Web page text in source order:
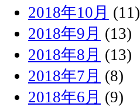
2018年10月 (11)
2018年9月 (13)
2018年8月 (13)
2018年7月 (8)
2018年6月 (9)